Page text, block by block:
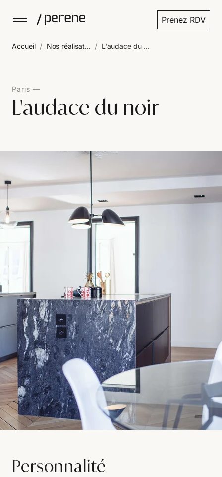
Prenez RDV
Accueil / Nos réalisat... / L'audace du ...
Paris
L'audace du noir
Personnalité